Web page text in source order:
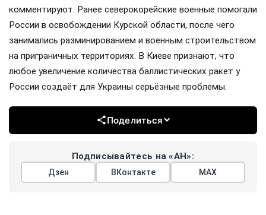
комментируют. Ранее северокорейские военные помогали
России в освобождении Курской области, после чего
занимались разминированием и военным строительством
на приграничных территориях. В Киеве признают, что
любое увеличение количества баллистических ракет у
России создаёт для Украины серьёзные проблемы.
Поделиться
Подписывайтесь на «АН»:
Дзен ВКонтакте МАХ